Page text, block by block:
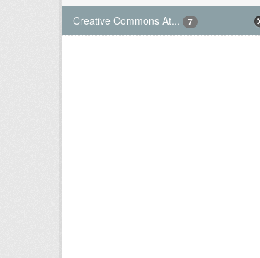
Creative Commons At...
7